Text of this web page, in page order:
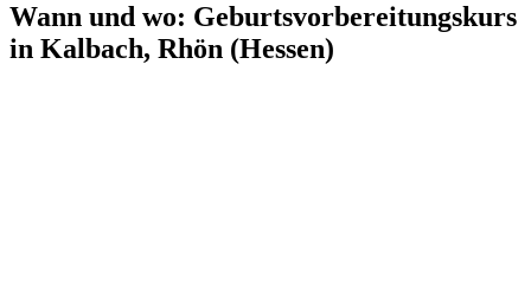
Wann und wo: Geburtsvorbereitungskurs
in Kalbach, Rhön (Hessen)